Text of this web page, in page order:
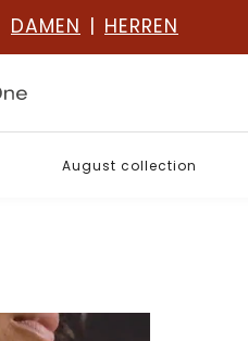
DAMEN | HERREN
August collection